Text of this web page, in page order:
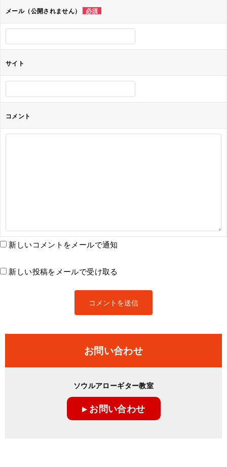
ョ
ン
メール（公開されません） 必須
サイト
コメント
新しいコメントをメールで通知
新しい投稿をメールで受け取る
お問い合わせ
ソウルアローギター教室
▸ お問い合わせ